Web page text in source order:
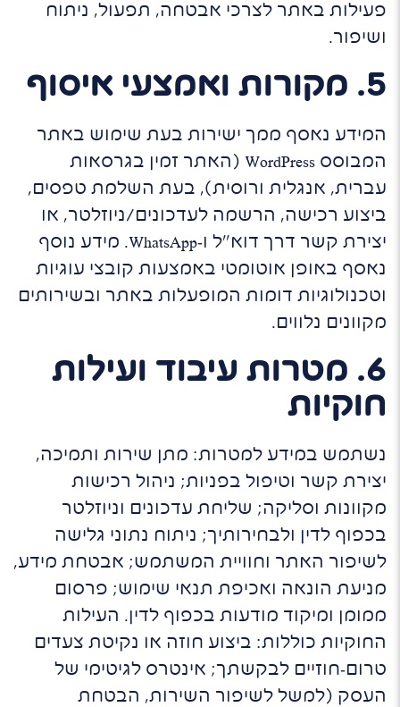
פעילות באתר לצרכי אבטחה, תפעול, ניתוח
ושיפור.
5. מקורות ואמצעי איסוף
המידע נאסף ממך ישירות בעת שימוש באתר
המבוסס WordPress (האתר זמין בגרסאות
עברית, אנגלית ורוסית), בעת השלמת טפסים,
ביצוע רכישה, הרשמה לעדכונים/ניוזלטר, או
יצירת קשר דרך דוא"ל ו‑WhatsApp. מידע נוסף
נאסף באופן אוטומטי באמצעות קובצי עוגיות
וטכנולוגיות דומות המופעלות באתר ובשירותים
מקוונים נלווים.
6. מטרות עיבוד ועילות
חוקיות
נשתמש במידע למטרות: מתן שירות ותמיכה,
יצירת קשר וטיפול בפניות; ניהול רכישות
מקוונות וסליקה; שליחת עדכונים וניוזלטר
בכפוף לדין ולבחירותיך; ניתוח נתוני גלישה
לשיפור האתר וחוויית המשתמש; אבטחת מידע,
מניעת הונאה ואכיפת תנאי שימוש; פרסום
ממומן ומיקוד מודעות בכפוף לדין. העילות
החוקיות כוללות: ביצוע חוזה או נקיטת צעדים
טרום‑חוזיים לבקשתך; אינטרס לגיטימי של
העסק (למשל לשיפור השירות, הבטחת